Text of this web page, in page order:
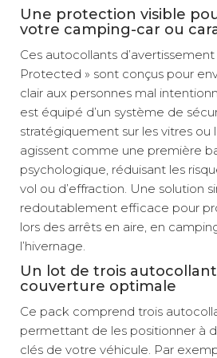
Une protection visible
votre camping-car ou
Ces autocollants d’avertissement
Protected » sont conçus pour
clair aux personnes mal
est équipé d’un système de
stratégiquement sur les vitres ou
agissent comme une première
psychologique, réduisant les
vol ou d’effraction. Une solution
redoutablement efficace pour
lors des arrêts en aire, en
l’hivernage.
Un lot de trois
couverture optimale
Ce pack comprend trois
permettant de les positionner à
clés de votre véhicule. Par